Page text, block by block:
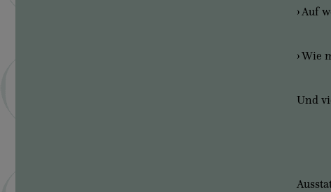
› Auf
› Wie
Und